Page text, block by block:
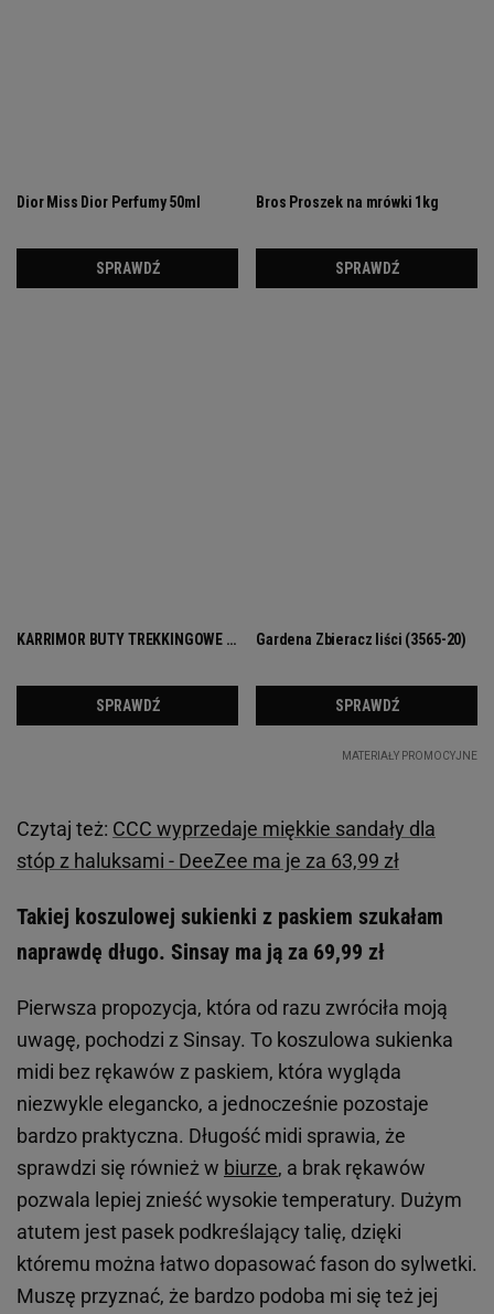
Czytaj też: CCC wyprzedaje miękkie sandały dla
stóp z haluksami - DeeZee ma je za 63,99 zł
Takiej koszulowej sukienki z paskiem szukałam
naprawdę długo. Sinsay ma ją za 69,99 zł
Pierwsza propozycja, która od razu zwróciła moją
uwagę, pochodzi z Sinsay. To koszulowa sukienka
midi bez rękawów z paskiem, która wygląda
niezwykle elegancko, a jednocześnie pozostaje
bardzo praktyczna. Długość midi sprawia, że
sprawdzi się również w biurze, a brak rękawów
pozwala lepiej znieść wysokie temperatury. Dużym
atutem jest pasek podkreślający talię, dzięki
któremu można łatwo dopasować fason do sylwetki.
Muszę przyznać, że bardzo podoba mi się też jej